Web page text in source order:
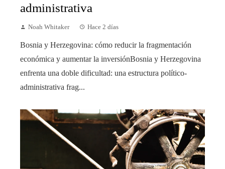
administrativa
Noah Whitaker Hace 2 días
Bosnia y Herzegovina: cómo reducir la fragmentación
económica y aumentar la inversiónBosnia y Herzegovina
enfrenta una doble dificultad: una estructura político-
administrativa frag...